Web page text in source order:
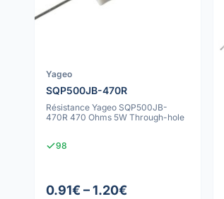
Yageo
SQP500JB-470R
Résistance Yageo SQP500JB-
470R 470 Ohms 5W Through-hole
98
0.91€ – 1.20€